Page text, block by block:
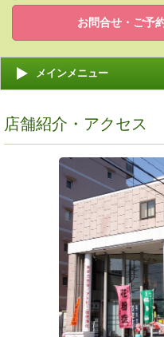
お問合せ・ご予
メインメニュー
店舗紹介・アクセス